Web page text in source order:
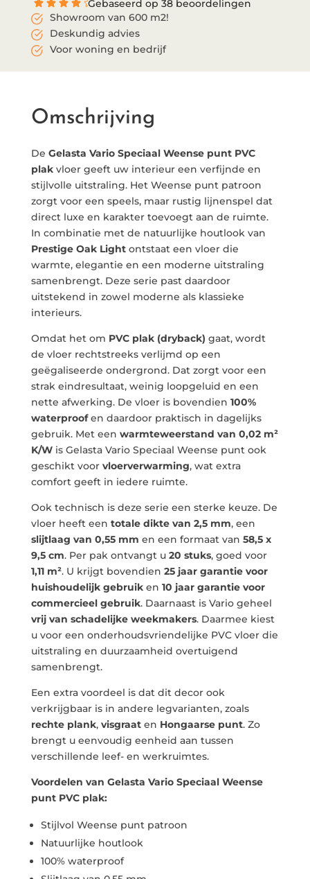
Gebaseerd op 38 beoordelingen
Showroom van 600 m2!
Deskundig advies
Voor woning en bedrijf
Omschrijving
De Gelasta Vario Speciaal Weense punt PVC
plakvloer geeft uw interieur een verfijnde en
stijlvolle uitstraling. Het Weense punt patroon
zorgt voor een speels, maar rustig lijnenspel dat
direct luxe en karakter toevoegt aan de ruimte.
In combinatie met de natuurlijke houtlook van
Prestige Oak Lightontstaat een vloer die
warmte, elegantie en een moderne uitstraling
samenbrengt. Deze serie past daardoor
uitstekend in zowel moderne als klassieke
interieurs.
Omdat het om PVC plak (dryback) gaat, wordt
de vloer rechtstreeks verlijmd op een
geëgaliseerde ondergrond. Dat zorgt voor een
strak eindresultaat, weinig loopgeluid en een
nette afwerking. De vloer is bovendien 100%
waterproofen daardoor praktisch in dagelijks
gebruik. Met een warmteweerstand van 0,02 m²
K/Wis Gelasta Vario Speciaal Weense punt ook
geschikt voor vloerverwarming, wat extra
comfort geeft in iedere ruimte.
Ook technisch is deze serie een sterke keuze. De
vloer heeft een totale dikte van 2,5 mm, een
slijtlaag van 0,55 mm en een formaat van 58,5 x
9,5 cm. Per pak ontvangt u 20 stuks, goed voor
1,11 m². U krijgt bovendien 25 jaar garantie voor
huishoudelijk gebruiken 10 jaar garantie voor
commercieel gebruik. Daarnaast is Vario geheel
vrij van schadelijke weekmakers. Daarmee kiest
u voor een onderhoudsvriendelijke PVC vloer die
uitstraling en duurzaamheid overtuigend
samenbrengt.
Een extra voordeel is dat dit decor ook
verkrijgbaar is in andere legvarianten, zoals
rechte plank, visgraaten Hongaarse punt. Zo
brengt u eenvoudig eenheid aan tussen
verschillende leef- en werkruimtes.
Voordelen van Gelasta Vario Speciaal Weense
punt PVC plak:
Stijlvol Weense punt patroon
Natuurlijke houtlook
100% waterproof